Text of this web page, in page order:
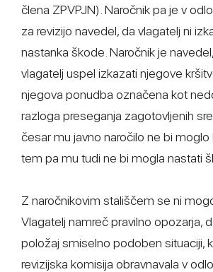
člena ZPVPJN). Naročnik pa je v
za revizijo navedel, da vlagatelj ni
nastanka škode. Naročnik je
vlagatelj uspel izkazati njegove
njegova ponudba označena kot
razloga preseganja zagotovljenih
česar mu javno naročilo ne bi moglo
tem pa mu tudi ne bi mogla nastati
Z naročnikovim stališčem se ni
Vlagatelj namreč pravilno opozarja,
položaj smiselno podoben situaciji,
revizijska komisija obravnavala v